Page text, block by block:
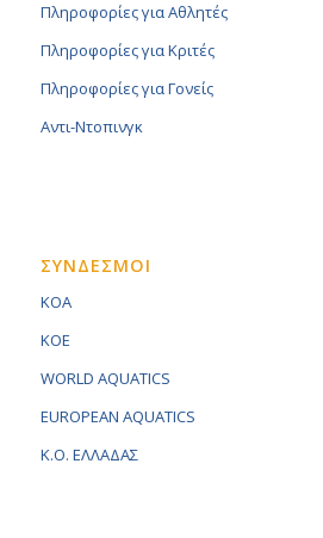
Πληροφορίες για Αθλητές
Πληροφορίες για Κριτές
Πληροφορίες για Γονείς
Αντι-Ντοπινγκ
ΣΥΝΔΕΣΜΟΙ
KOA
KOE
WORLD AQUATICS
EUROPEAN AQUATICS
K.O. ΕΛΛΑΔΑΣ